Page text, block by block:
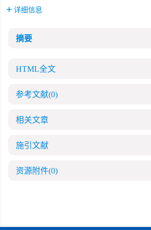
详细信息
摘要
HTML全文
参考文献(0)
相关文章
施引文献
资源附件(0)